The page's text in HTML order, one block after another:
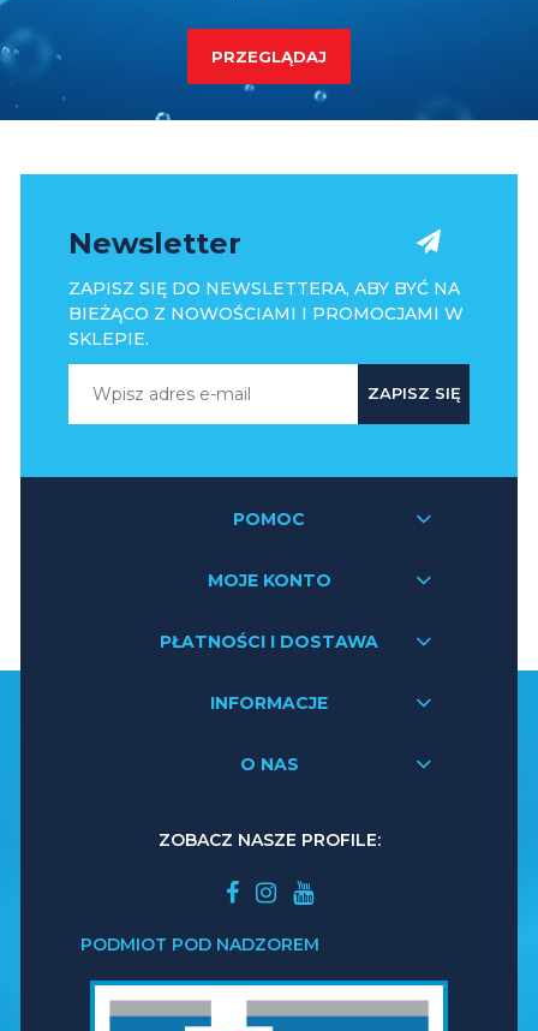
PRZEGLĄDAJ
Newsletter
ZAPISZ SIĘ DO NEWSLETTERA, ABY BYĆ NA
BIEŻĄCO Z NOWOŚCIAMI I PROMOCJAMI W
SKLEPIE.
ZAPISZ SIĘ
POMOC
MOJE KONTO
PŁATNOŚCI I DOSTAWA
INFORMACJE
O NAS
ZOBACZ NASZE PROFILE:
PODMIOT POD NADZOREM